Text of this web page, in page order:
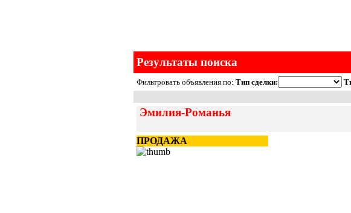
Результаты поиска
Фильтровать объявления по: Тип сделки:
Эмилия-Романья
ПРОДАЖА